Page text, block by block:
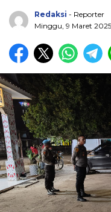
Redaksi - Reporter
Minggu, 9 Maret 2025